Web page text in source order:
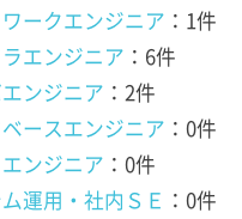
ークエンジニア ：1件
エンジニア ：6件
ンジニア ：2件
ースエンジニア ：0件
ンジニア ：0件
運用・社内ＳＥ ：0件